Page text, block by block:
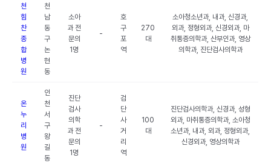
천
힘
찬
종
합
병
원
천
남
동
구
논
현
동
소아
과 전
문의
1명
-
호
구
포
역
270
대
소아청소년과, 내과, 신경과,
외과, 정형외과, 신경외과, 마
취통증의학과, 산부인과, 영상
의학과, 진단검사의학과
온
누
리
병
원
인
천
서
구
왕
길
동
진단
검사
의학
과 전
문의
1명
-
검
단
사
거
리
역
100
대
진단검사의학과, 신경과, 성형
외과, 마취통증의학과, 소아청
소년과, 내과, 외과, 정형외과,
신경외과, 영상의학과